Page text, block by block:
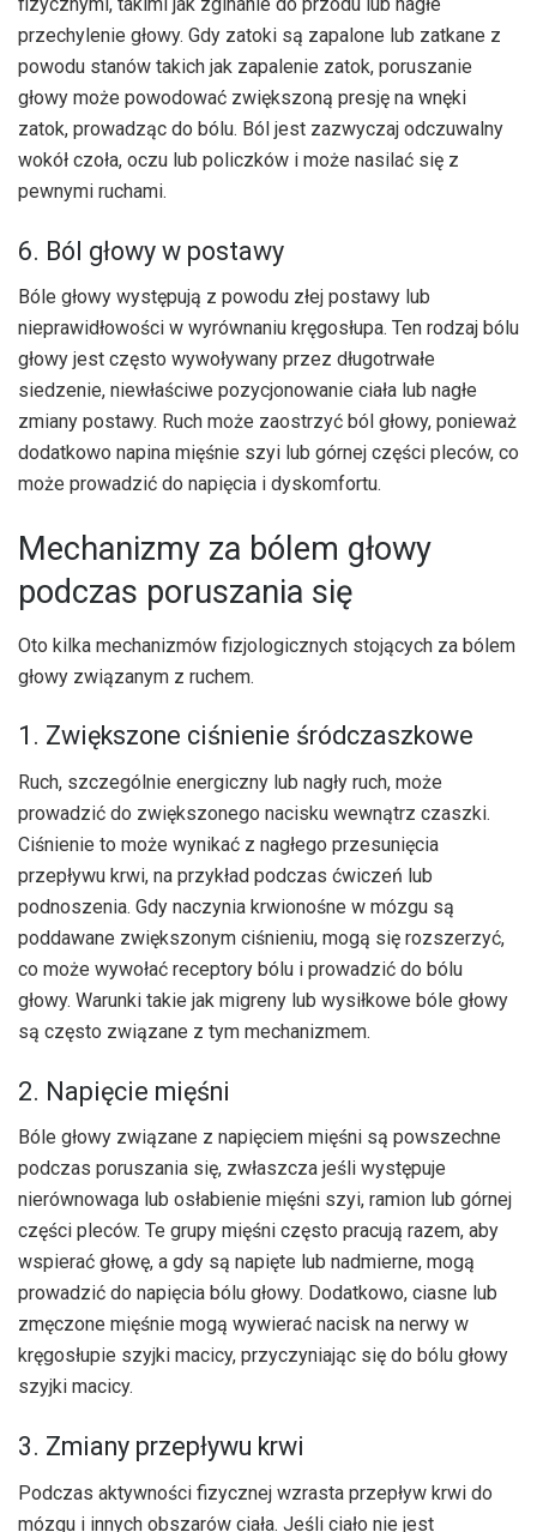
przechylenie głowy. Gdy zatoki są zapalone lub zatkane z
powodu stanów takich jak zapalenie zatok, poruszanie
głowy może powodować zwiększoną presję na wnęki
zatok, prowadząc do bólu. Ból jest zazwyczaj odczuwalny
wokół czoła, oczu lub policzków i może nasilać się z
pewnymi ruchami.
6. Ból głowy w postawy
Bóle głowy występują z powodu złej postawy lub
nieprawidłowości w wyrównaniu kręgosłupa. Ten rodzaj bólu
głowy jest często wywoływany przez długotrwałe
siedzenie, niewłaściwe pozycjonowanie ciała lub nagłe
zmiany postawy. Ruch może zaostrzyć ból głowy, ponieważ
dodatkowo napina mięśnie szyi lub górnej części pleców, co
może prowadzić do napięcia i dyskomfortu.
Mechanizmy za bólem głowy
podczas poruszania się
Oto kilka mechanizmów fizjologicznych stojących za bólem
głowy związanym z ruchem.
1. Zwiększone ciśnienie śródczaszkowe
Ruch, szczególnie energiczny lub nagły ruch, może
prowadzić do zwiększonego nacisku wewnątrz czaszki.
Ciśnienie to może wynikać z nagłego przesunięcia
przepływu krwi, na przykład podczas ćwiczeń lub
podnoszenia. Gdy naczynia krwionośne w mózgu są
poddawane zwiększonym ciśnieniu, mogą się rozszerzyć,
co może wywołać receptory bólu i prowadzić do bólu
głowy. Warunki takie jak migreny lub wysiłkowe bóle głowy
są często związane z tym mechanizmem.
2. Napięcie mięśni
Bóle głowy związane z napięciem mięśni są powszechne
podczas poruszania się, zwłaszcza jeśli występuje
nierównowaga lub osłabienie mięśni szyi, ramion lub górnej
części pleców. Te grupy mięśni często pracują razem, aby
wspierać głowę, a gdy są napięte lub nadmierne, mogą
prowadzić do napięcia bólu głowy. Dodatkowo, ciasne lub
zmęczone mięśnie mogą wywierać nacisk na nerwy w
kręgosłupie szyjki macicy, przyczyniając się do bólu głowy
szyjki macicy.
3. Zmiany przepływu krwi
Podczas aktywności fizycznej wzrasta przepływ krwi do
mózgu i innych obszarów ciała. Jeśli ciało nie jest